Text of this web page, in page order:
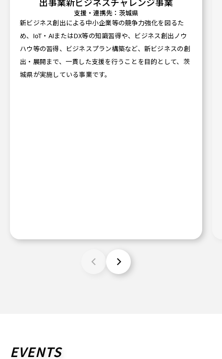
支援・連携先：茨城県
新ビジネス創出による中小企業等の競争力強化を図るた
め、IoT・AIまたはDX等の知識習得や、ビジネス創出ノウ
ハウ等の習得、ビジネスプラン構築など、新ビジネスの創
出・展開まで、一貫した支援を行うことを目的として、茨
城県が実施している事業です。
EVENTS